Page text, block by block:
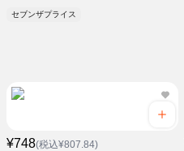
セブンザプライス
¥748(税込¥807.84)